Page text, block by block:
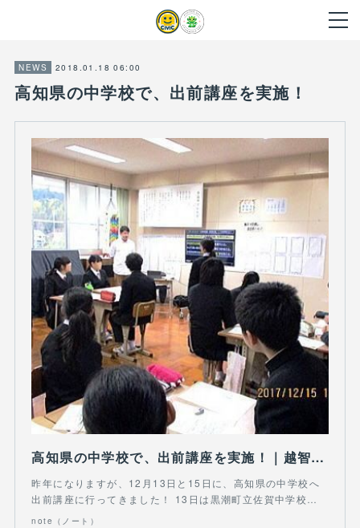
NEWS 2018.01.18 06:00
高知県の中学校で、出前講座を実施！
高知県の中学校で、出前講座を実施！｜越智大貴 / NEXT CONEXION｜note
昨年になりますが、12月13日と15日に、高知県の中学校へ
出前講座に行ってきました！ 13日は黒潮町立佐賀中学校…
note（ノート）